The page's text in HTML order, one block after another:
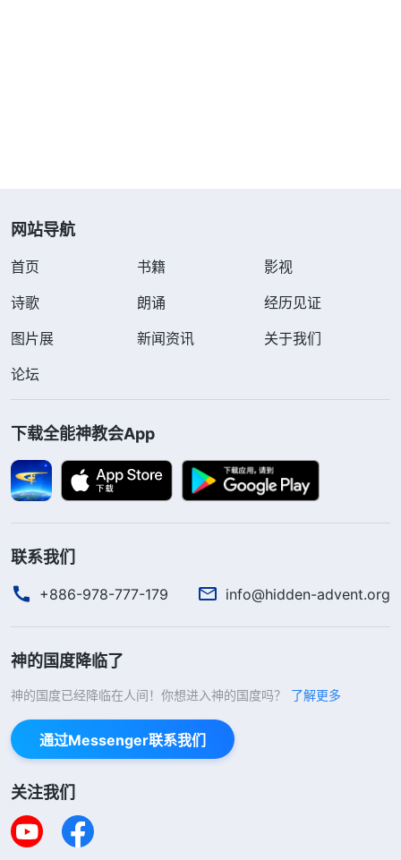
了体贴神的心意，而是把传福音当成了我得到众人高
看的跳板，只想借着尽这个本分来炫耀自己让人高
看，以此获得自己想要的名和利。现在作事务工作，
我追求被人高看的野心欲望破灭了，就消极退后，甚
地位、有名望，他们就能放下名利地位，不管在教会
服。相比之下，我感到很蒙羞，我心里没有神的地
位，对神连基本的顺服都没有。现在我认识到，追求
名利地位太没理智了，如果再这样追求下去，就不可
能明白真理、得着真理，早晚都得被淘汰。之后，我
看到神的话说：“
的都与如何解决自己的败坏性情、如何实行真理、如
了，就有生命进入了，跟随神就没有大的难处了，就
逐渐进入真理实际了。如果你心里还是注重名誉地
位，还是注重显露自己让人高看，那你就不是追求真
理的人，你走的路就错了。你追求的不是真理，也不
是生命，而是自己喜爱的东西，是名利地位，这样你
所做的一切都与真理无关，都属于作恶，这就属于效
力了。如果你心里喜爱真理，总往真理上够，追求性
网站导航
首页 书籍
影视
诗歌
朗诵
经历见证
图片展
新闻资讯
关于我们
论坛
下载全能神教会App
联系我们
+886-978-777-179 info@hidden-advent.org
神的国度降临了
神的国度已经降临在人间！你想进入神的国度吗？ 了解更多
通过Messenger联系我们
关注我们